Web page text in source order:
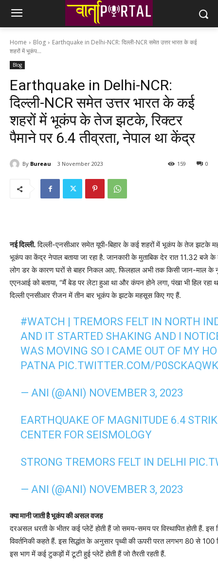
Home Blog
Earthquake in Delhi-NCR: दिल्ली-NCR समेत उत्तर भारत के कई
शहरों में भूकंप...
Blog
Earthquake in Delhi-NCR:
दिल्ली-NCR समेत उत्तर भारत के कई
शहरों में भूकंप के तेज झटके, रिक्टर
पैमाने पर 6.4 तीव्रता, नेपाल था केंद्र
By Bureau 3 November 2023 0
159
नई दिल्ली.दिल्ली-एनसीआर समेत यूपी-बिहार के कई शहरों में भूकंप के तेज झटके
भूकंप का केंद्र नेपाल बताया जा रहा है. जानकारी के मुताबिक देर रात 11.32
लोग डर के कारण घरों से बाहर निकल आए. फिलहाल अभी तक किसी जान-माल के
एएनआई को बताया, “मैं बेड पर लेटा हुआ था और कंपन होने लगा, पंखा भी हिल रहा
दिल्ली एनसीआर रीजन में तीन बार भूकंप के झटके महसूस किए गए हैं.
#WATCH | TREMORS FELT IN NORTH
AND IT STARTED SHAKING AND I
WAS MOVING SO I CAME OUT OF MY
PATNA PIC.TWITTER.COM/
— ANI (@ANI) NOVEMBER 3, 2023
EARTHQUAKE OF MAGNITUDE 6.4
CENTER FOR SEISMOLOGY
STRONG TREMORS FELT IN DELHI
— ANI (@ANI) NOVEMBER 3, 2023
क्या मानी जाती है भूकंप की असल वजह
दरअसल धरती के भीतर कई प्लेटें होती हैं जो समय-समय पर विस्थापित होती हैं.
विवर्तनिकी कहते हैं. इस सिद्धांत के अनुसार पृथ्वी की ऊपरी परत लगभग 80 से
इस भाग में कई टुकड़ों में टूटी हुई प्लेटें होती हैं जो तैरती रहती हैं.